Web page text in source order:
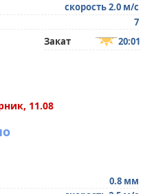
скорость 2.0 м/с
7
Закат 20:01
11.08
0.8 мм